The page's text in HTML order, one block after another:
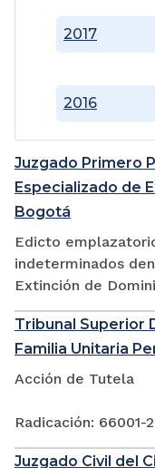
2016
2017
Juzgado Primero
Especializado de
Bogotá
Edicto
indeterminados
Extinción de
Tribunal Superior
Familia Unitaria
Acción de Tutela
Radicación: 66001-
Juzgado Civil del